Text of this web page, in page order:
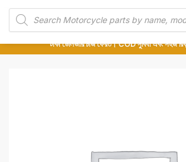
Products
search
১০০% অরিজিনাল পার্টস – শোরুম থেকে সরাসরি সংগ্রহ এবং শুধুমাত্র
অর্ডার করার পর পার্টের ছবি দেখুন। পছন্দ হলে Cash on Delivery
টাকা ডেলিভারি চার্জ ফেরত। COD সুবিধা এবং সহজ